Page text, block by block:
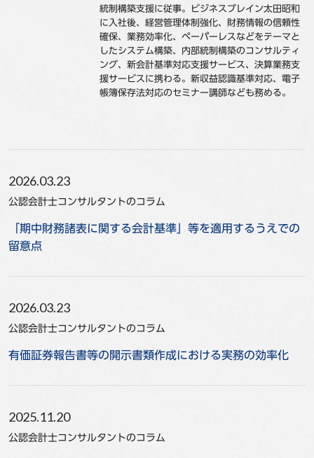
BBSグループネットワーク サステナビリティ
出版書籍
事例
セミナ−
統制構築支援に従事。ビジネスブレイン太田昭和
に入社後、経営管理体制強化、財務情報の信頼性
確保、業務効率化、ペーパーレスなどをテーマと
したシステム構築、内部統制構築のコンサルティ
ング、新会計基準対応支援サービス、決算業務支
援サービスに携わる。新収益認識基準対応、電子
帳簿保存法対応のセミナー講師なども務める。
2026.03.23
公認会計士コンサルタントのコラム
「期中財務諸表に関する会計基準」等を適用するうえでの
留意点
2026.03.23
公認会計士コンサルタントのコラム
有価証券報告書等の開示書類作成における実務の効率化
2025.11.20
公認会計士コンサルタントのコラム